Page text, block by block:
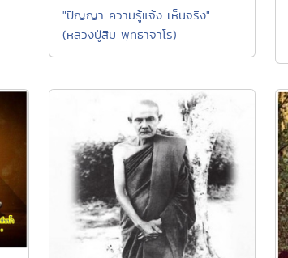
"ปัญญา ความรู้แจ้ง เห็นจริง"
(หลวงปู่สิม พุทฺธาจาโร)